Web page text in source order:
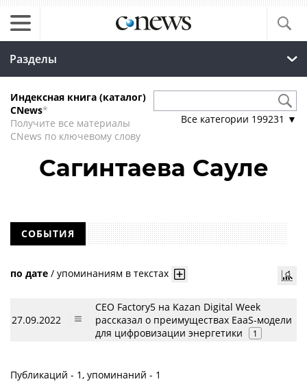
Разделы
Индексная книга (каталог)
CNews*
Получите все материалы
CNews по ключевому слову
Все категории 199231 ▼
Сагинтаева Сауле
СОБЫТИЯ
по дате / упоминаниям в текстах
27.09.2022
CEO Factory5 на Kazan Digital Week
рассказал о преимуществах EaaS-модели
для цифровизации энергетики
1
Публикаций - 1, упоминаний - 1